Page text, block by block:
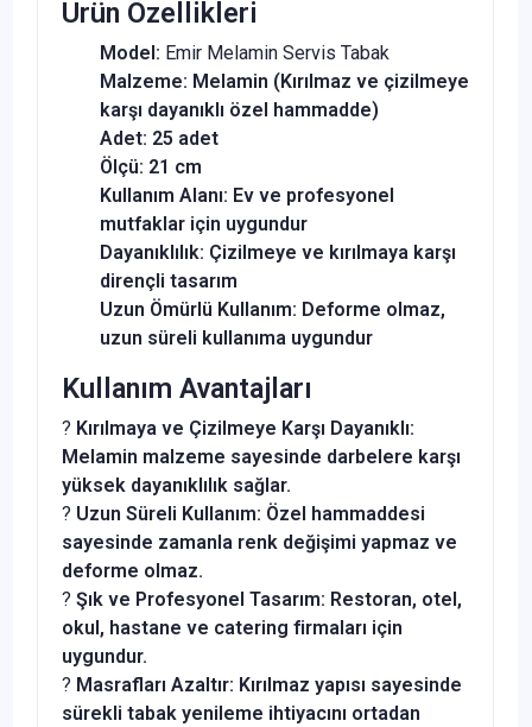
Ürün Özellikleri
Model: Emir Melamin Servis Tabak
Malzeme: Melamin (Kırılmaz ve çizilmeye
karşı dayanıklı özel hammadde)
Adet: 25 adet
Ölçü: 21 cm
Kullanım Alanı: Ev ve profesyonel
mutfaklar için uygundur
Dayanıklılık: Çizilmeye ve kırılmaya karşı
dirençli tasarım
Uzun Ömürlü Kullanım: Deforme olmaz,
uzun süreli kullanıma uygundur
Kullanım Avantajları
? Kırılmaya ve Çizilmeye Karşı Dayanıklı:
Melamin malzeme sayesinde darbelere karşı
yüksek dayanıklılık sağlar.
? Uzun Süreli Kullanım: Özel hammaddesi
sayesinde zamanla renk değişimi yapmaz ve
deforme olmaz.
? Şık ve Profesyonel Tasarım: Restoran, otel,
okul, hastane ve catering firmaları için
uygundur.
? Masrafları Azaltır: Kırılmaz yapısı sayesinde
sürekli tabak yenileme ihtiyacını ortadan